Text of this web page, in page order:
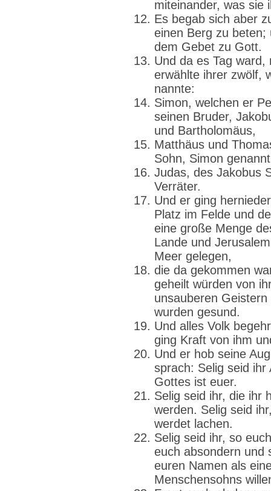
miteinander, was sie
Es begab sich aber
einen Berg zu beten;
dem Gebet zu Gott.
Und da es Tag
erwählte ihrer zwölf,
nannte:
Simon, welchen er
seinen Bruder,
und Bartholomäus,
Matthäus und
Sohn, Simon
Judas, des Jakobus
Verräter.
Und er ging
Platz im Felde und
eine große Menge
Lande und
Meer gelegen,
die da gekommen
geheilt würden von
unsauberen
wurden gesund.
Und alles Volk
ging Kraft von ihm
Und er hob seine
sprach: Selig seid
Gottes ist euer.
Selig seid ihr, die ihr
werden. Selig seid
werdet lachen.
Selig seid ihr, so
euch absondern und
euren Namen als
Menschensohns